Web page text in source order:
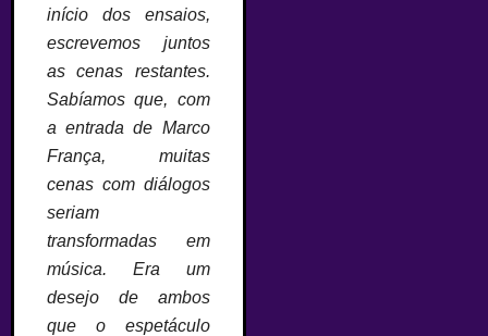
início dos ensaios,
escrevemos juntos
as cenas restantes.
Sabíamos que, com
a entrada de Marco
França, muitas
cenas com diálogos
seriam
transformadas em
música. Era um
desejo de ambos
que o espetáculo